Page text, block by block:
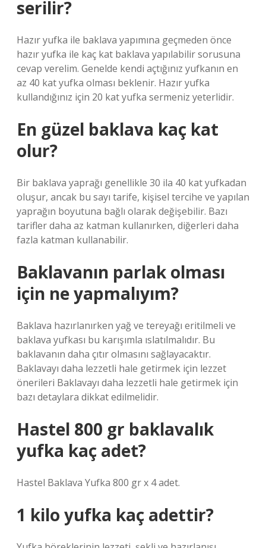
serilir?
Hazır yufka ile baklava yapımına geçmeden önce
hazır yufka ile kaç kat baklava yapılabilir sorusuna
cevap verelim. Genelde kendi açtığınız yufkanın en
az 40 kat yufka olması beklenir. Hazır yufka
kullandığınız için 20 kat yufka sermeniz yeterlidir.
En güzel baklava kaç kat
olur?
Bir baklava yaprağı genellikle 30 ila 40 kat yufkadan
oluşur, ancak bu sayı tarife, kişisel tercihe ve yapılan
yaprağın boyutuna bağlı olarak değişebilir. Bazı
tarifler daha az katman kullanırken, diğerleri daha
fazla katman kullanabilir.
Baklavanın parlak olması
için ne yapmalıyım?
Baklava hazırlanırken yağ ve tereyağı eritilmeli ve
baklava yufkası bu karışımla ıslatılmalıdır. Bu
baklavanın daha çıtır olmasını sağlayacaktır.
Baklavayı daha lezzetli hale getirmek için lezzet
önerileri Baklavayı daha lezzetli hale getirmek için
bazı detaylara dikkat edilmelidir.
Hastel 800 gr baklavalık
yufka kaç adet?
Hastel Baklava Yufka 800 gr x 4 adet.
1 kilo yufka kaç adettir?